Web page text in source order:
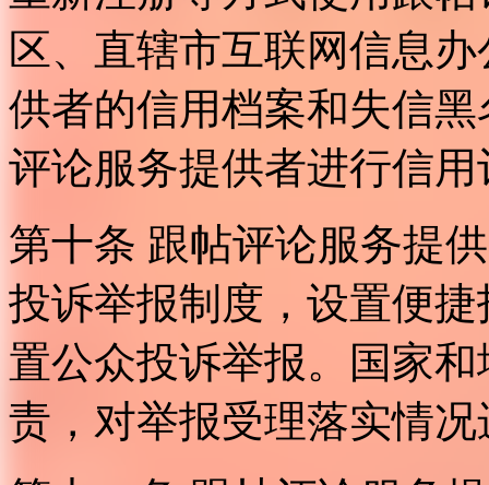
区、直辖市互联网信息
供者的信用档案和失信
评论服务提供者进行信用
第十条 跟帖评论服务提
投诉举报制度，设置便
置公众投诉举报。国家
责，对举报受理落实情